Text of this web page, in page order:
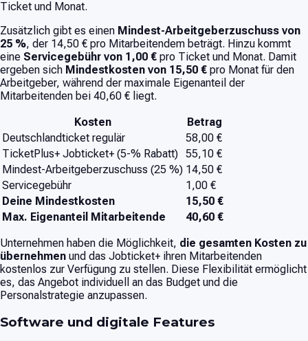
Ticket und Monat.
Zusätzlich gibt es einen Mindest-Arbeitgeberzuschuss von
25 %, der 14,50 € pro Mitarbeitendem beträgt. Hinzu kommt
eine Servicegebühr von 1,00 € pro Ticket und Monat. Damit
ergeben sich Mindestkosten von 15,50 € pro Monat für den
Arbeitgeber, während der maximale Eigenanteil der
Mitarbeitenden bei 40,60 € liegt.
Kosten
Betrag
Deutschlandticket regulär
58,00 €
TicketPlus+ Jobticket+ (5‑% Rabatt) 55,10 €
Mindest-Arbeitgeberzuschuss (25 %) 14,50 €
Servicegebühr
1,00 €
Deine Mindestkosten
15,50 €
Max. Eigenanteil Mitarbeitende
40,60 €
Unternehmen haben die Möglichkeit, die gesamten Kosten zu
übernehmen und das Jobticket+ ihren Mitarbeitenden
kostenlos zur Verfügung zu stellen. Diese Flexibilität ermöglicht
es, das Angebot individuell an das Budget und die
Personalstrategie anzupassen.
Software und digitale Features